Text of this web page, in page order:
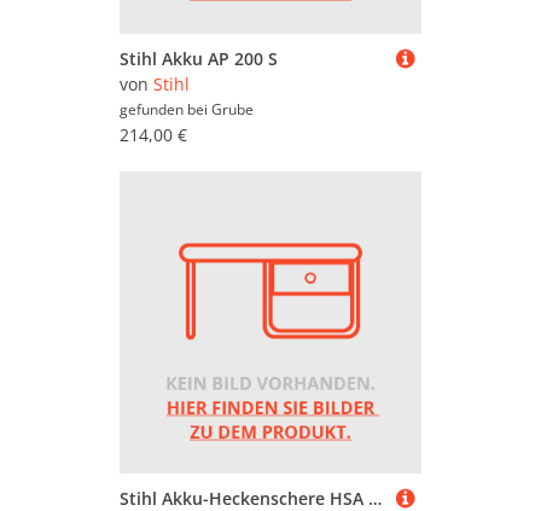
Stihl Akku AP 200 S
von Stihl
gefunden bei Grube
214,00 €
Stihl Akku-Heckenschere HSA 130 R ohne Akku und Ladegerät